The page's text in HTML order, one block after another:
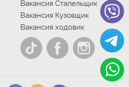
Вакансия Стапельщик
Вакансия Кузовщик
Вакансия ходовик